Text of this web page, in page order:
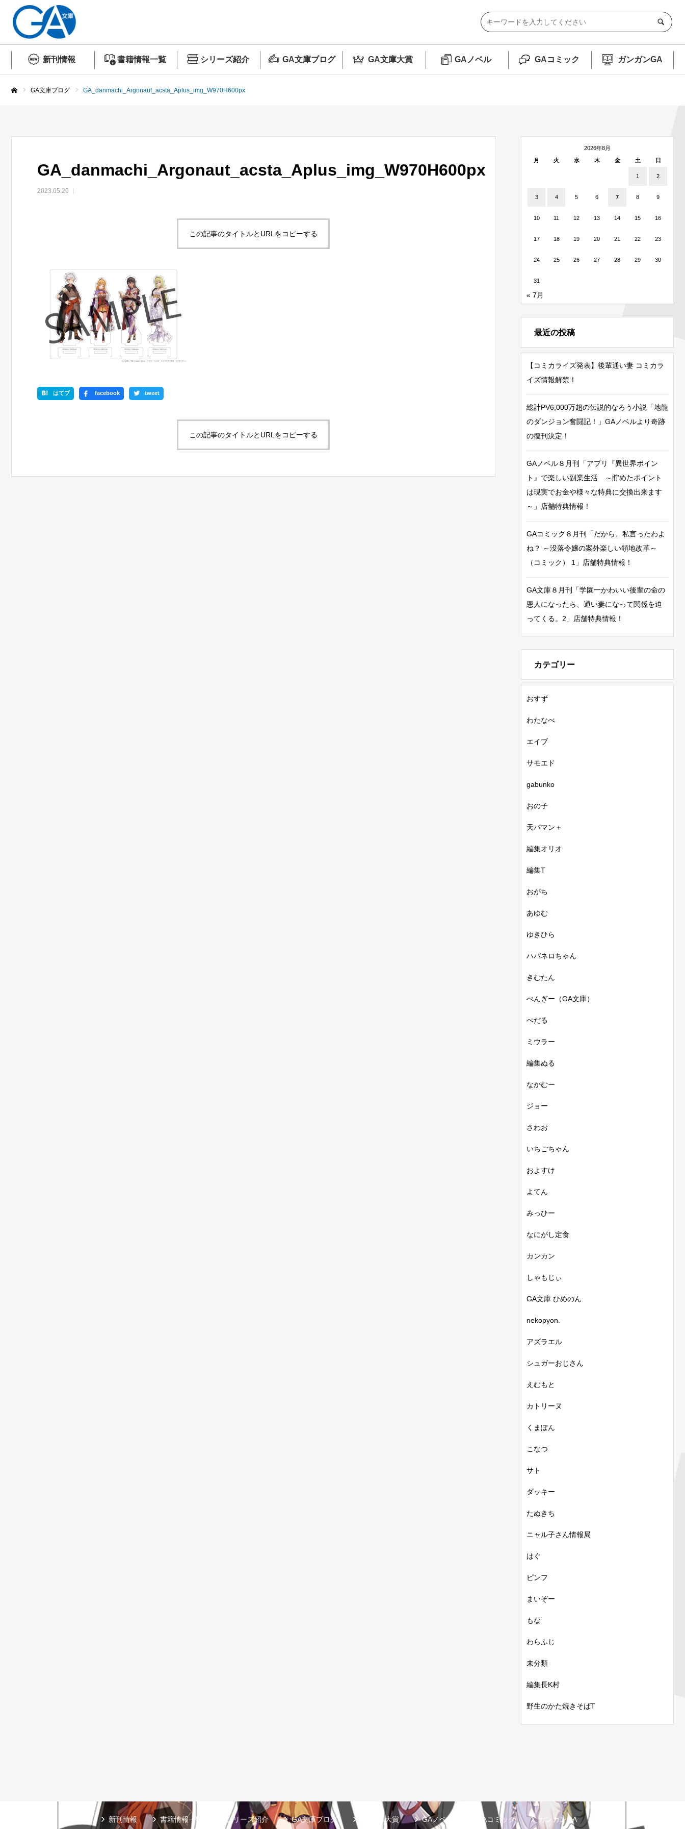
新刊情報 書籍情報一覧 シリーズ紹介 GA文庫ブログ GA文庫大賞 GAノベル GAコミック ガンガンGA
GA文庫ブログ GA_danmachi_Argonaut_acsta_Aplus_img_W970H600px
GA_danmachi_Argonaut_acsta_Aplus_img_W970H600px
2023.05.29
この記事のタイトルとURLをコピーする
はてブ facebook tweet
この記事のタイトルとURLをコピーする
2026年8月
月
火 水 木 金 土 日
1 2
3 4 5 6 7 8 9
10 11 12 13 14 15 16
17 18 19 20 21 22 23
24 25 26 27 28 29 30
31
« 7月
最近の投稿
【コミカライズ発表】後輩通い妻 コミカラ
イズ情報解禁！
総計PV6,000万超の伝説的なろう小説「地龍
のダンジョン奮闘記！」GAノベルより奇跡
の復刊決定！
GAノベル８月刊「アプリ『異世界ポイン
ト』で楽しい副業生活 ～貯めたポイント
は現実でお金や様々な特典に交換出来ます
～」店舗特典情報！
GAコミック８月刊「だから、私言ったわよ
ね？ ～没落令嬢の案外楽しい領地改革～
（コミック） 1」店舗特典情報！
GA文庫８月刊「学園一かわいい後輩の命の
恩人になったら、通い妻になって関係を迫
ってくる。2」店舗特典情報！
カテゴリー
おすず
わたなべ
エイブ
サモエド
gabunko
おの子
天パマン＋
編集オリオ
編集T
おがち
あゆむ
ゆきひら
ハバネロちゃん
きむたん
ぺんぎー（GA文庫）
ぺだる
ミウラー
編集ぬる
なかむー
ジョー
さわお
いちごちゃん
およすけ
よてん
みっひー
なにがし定食
カンカン
しゃもじぃ
GA文庫 ひめのん
nekopyon.
アズラエル
シュガーおじさん
えむもと
カトリーヌ
くまぽん
こなつ
サト
ダッキー
たぬきち
ニャル子さん情報局
はぐ
ピンフ
まいぞー
もな
わらふじ
未分類
編集長K村
野生のかた焼きそばT
新刊情報 書籍情報一覧 シリーズ紹介 GA文庫ブログ GA文庫大賞 GAノベル GAコミック ガンガンGA